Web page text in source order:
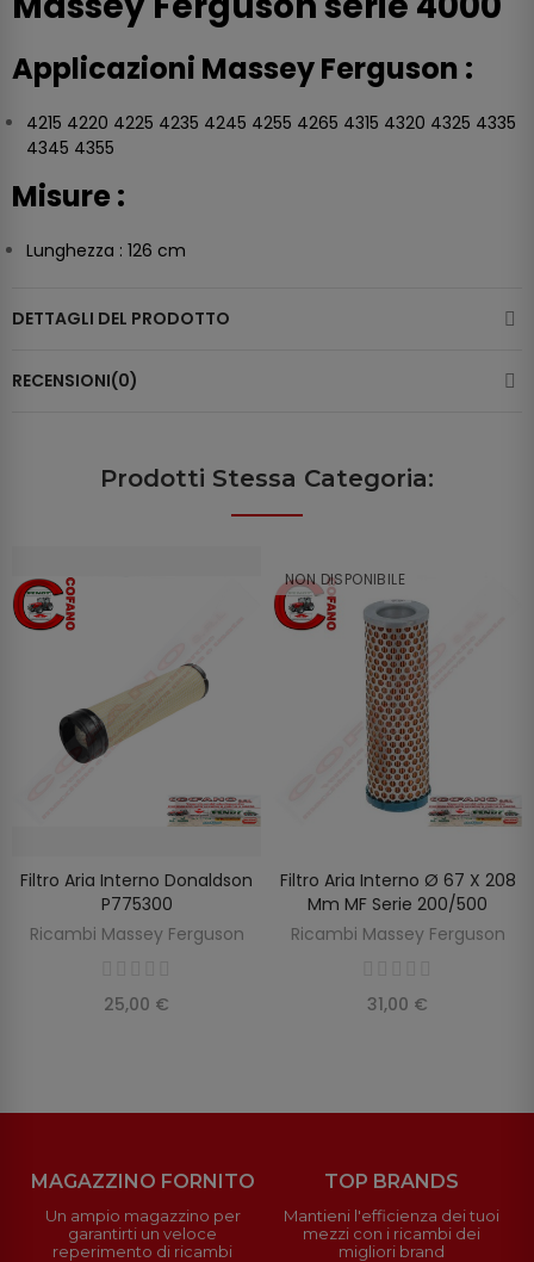
Applicazioni Massey Ferguson :
4215 4220 4225 4235 4245 4255 4265 4315 4320 4325 4335
4345 4355
Misure :
Lunghezza : 126 cm
DETTAGLI DEL PRODOTTO
RECENSIONI(0)
Prodotti Stessa Categoria:
AGGIUNGI AL CARRELLO
Filtro Aria Interno Donaldson
P775300
Ricambi Massey Ferguson
25,00 €
NON DISPONIBILE
SCOPRIRE
Filtro Aria Interno Ø 67 X 208
Mm MF Serie 200/500
Ricambi Massey Ferguson
31,00 €
MAGAZZINO FORNITO
Un ampio magazzino per
garantirti un veloce
reperimento di ricambi
TOP BRANDS
Mantieni l'efficienza dei tuoi
mezzi con i ricambi dei
migliori brand